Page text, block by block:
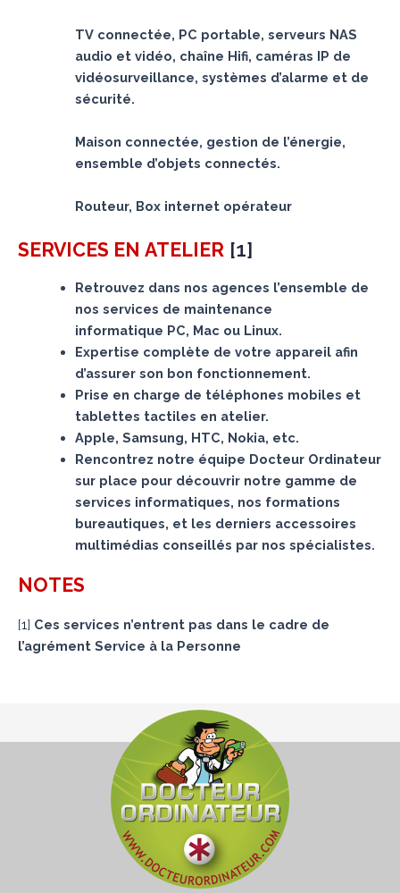
TV connectée, PC portable, serveurs NAS
audio et vidéo, chaîne Hifi, caméras IP de
vidéosurveillance, systèmes d’alarme et de
sécurité.
Maison connectée, gestion de l’énergie,
ensemble d’objets connectés.
Routeur, Box internet opérateur
SERVICES EN ATELIER [1]
Retrouvez dans nos agences l’ensemble de
nos services de maintenance
informatique PC, Mac ou Linux.
Expertise complète de votre appareil afin
d’assurer son bon fonctionnement.
Prise en charge de téléphones mobiles et
tablettes tactiles en atelier.
Apple, Samsung, HTC, Nokia, etc.
Rencontrez notre équipe Docteur Ordinateur
sur place pour découvrir notre gamme de
services informatiques, nos formations
bureautiques, et les derniers accessoires
multimédias conseillés par nos spécialistes.
NOTES
[1] Ces services n’entrent pas dans le cadre de
l’agrément Service à la Personne